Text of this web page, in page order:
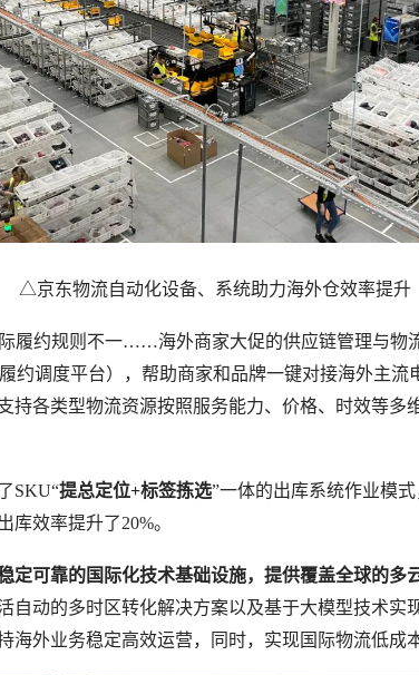
△京东物流自动化设备、系统助力海外仓效率提升
履约规则不一……海外商家大促的供应链管理与物
约调度平台），帮助商家和品牌一键对接海外主流
持各类型物流资源按照服务能力、价格、时效等多
SKU“提总定位+标签拣选”一体的出库系统作业模
效率提升了20%。
定可靠的国际化技术基础设施，提供覆盖全球的多
自动的多时区转化解决方案以及基于大模型技术实
海外业务稳定高效运营，同时，实现国际物流低成